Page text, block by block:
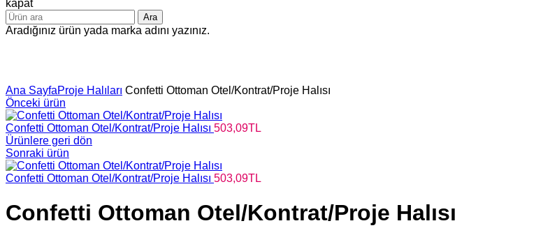
kapat
Ara
Aradığınız ürün yada marka adını yazınız.
Ana SayfaProje Halıları Confetti Ottoman Otel/Kontrat/Proje Halısı
Önceki ürün
Confetti Ottoman Otel/Kontrat/Proje Halısı 503,09TL
Ürünlere geri dön
Sonraki ürün
Confetti Ottoman Otel/Kontrat/Proje Halısı 503,09TL
Confetti Ottoman Otel/Kontrat/Proje Halısı